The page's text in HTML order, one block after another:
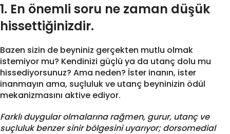
1. En önemli soru ne zaman düşük
hissettiğinizdir.
Bazen sizin de beyniniz gerçekten mutlu olmak
istemiyor mu? Kendinizi güçlü ya da utanç dolu mu
hissediyorsunuz? Ama neden? İster inanın, ister
inanmayın ama, suçluluk ve utanç beyninizin ödül
mekanizmasını aktive ediyor.
Farklı duygular olmalarına rağmen, gurur, utanç ve
suçluluk benzer sinir bölgesini uyarıyor; dorsomedial